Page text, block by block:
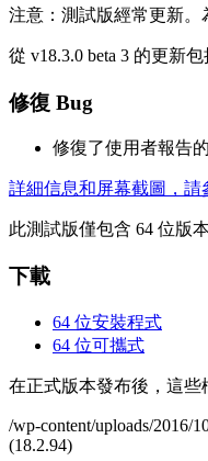
注意：測試版經常更新
從 v18.3.0 beta 3 的更新包
修復 Bug
修復了使用者報告
詳細信息和屏幕截圖，請
此測試版僅包含 64 位版
下載
64 位安裝程式
64 位可攜式
在正式版本發布後，這些
/wp-content/uploads/2016/
(18.2.94)